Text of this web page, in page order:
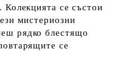
Колекцията се състои
мистериозни
рядко блестящо
се